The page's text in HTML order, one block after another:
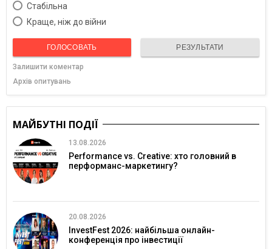
Cтабільна
Краще, ніж до війни
ГОЛОСОВАТЬ РЕЗУЛЬТАТИ
Залишити коментар
Архів опитувань
МАЙБУТНІ ПОДІЇ
13.08.2026
Performance vs. Creative: хто головний в
перформанс-маркетингу?
20.08.2026
InvestFest 2026: найбільша онлайн-
конференція про інвестиції